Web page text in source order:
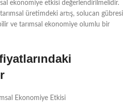
ekonomiye etkisi değerlendirilmelidir.
üretimdeki artış, solucan gübresi
ve tarımsal ekonomiye olumlu bir
Ekonomiye Etkisi